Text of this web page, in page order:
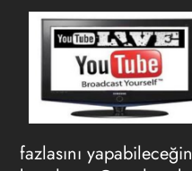
fazlasını